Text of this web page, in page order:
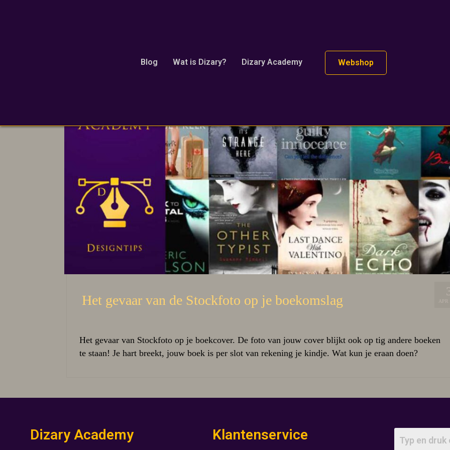
Blog Wat is Dizary? Dizary Academy Webshop
APR
Het gevaar van de Stockfoto op je boekomslag
Het gevaar van Stockfoto op je boekcover. De foto van jouw cover blijkt ook op tig andere boeken
te staan! Je hart breekt, jouw boek is per slot van rekening je kindje. Wat kun je eraan doen?
Dizary Academy Klantenservice